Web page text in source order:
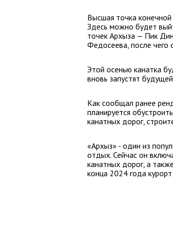
Высшая точка
Здесь можно будет
точек Архыза — Пик
Федосеева, после чего
Этой осенью канатка
вновь запустят
Как сообщал ранее
планируется
канатных дорог,
«Архыз» - один из
отдых. Сейчас он
канатных дорог, а
конца 2024 года